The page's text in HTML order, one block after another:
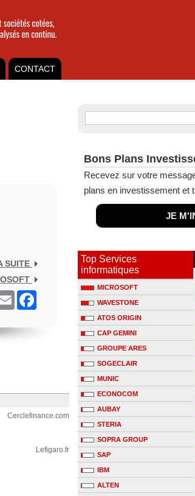
CONTACT
SUITE
Email
Cerclefinance.com
Lefigaro.fr
Bons Plans
Recevez sur votre
plans en investissement et
JE
Top Services
informatiques
MICROSOFT
WAVESTONE
ATOS ORIGIN
CAP GEMINI
GROUPE ARES
SOGECLAIR
MUNIC
ECONOCOM
AUBAY
STERIA
SOPRA GROUP
SAP
IBM
ALTEN